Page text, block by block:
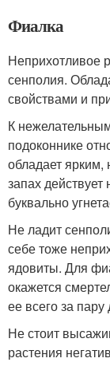
Фиалка
Неприхотливое
сенполия.
свойствами и
К
подоконнике
обладает
запах
буквально
Не ладит
себе тоже
ядовиты. Для
окажется
ее всего за пару
Не стоит
растения